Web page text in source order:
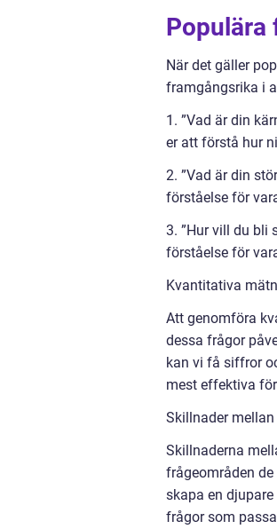
Populära
När det gäller
framgångsrika i
1. ”Vad är din
er att förstå hur
2. ”Vad är din
förståelse för
3. ”Hur vill du bli
förståelse för
Kvantitativa
Att genomföra
dessa frågor
kan vi få siffror
mest effektiva
Skillnader
Skillnaderna
frågeområden
skapa en
frågor som